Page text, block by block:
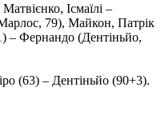
Ісмаїлі –
79), Майкон, Патрік
– Фернандо (Дентіньйо,
(63) – Дентіньйо (90+3).